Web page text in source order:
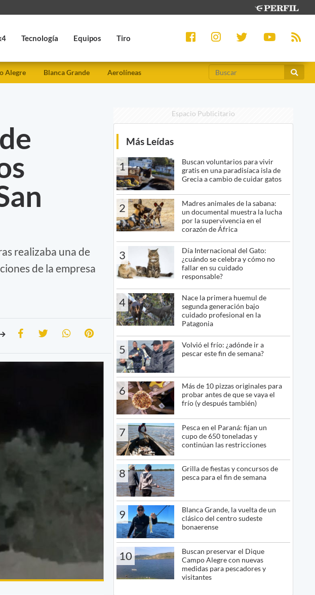
Tecnología Equipos Tiro
Alegre Blanca Grande Aerolíneas
realizaba una de
de la empresa
Espacio Publicitario
Más Leídas
1
Buscan voluntarios para vivir
gratis en una paradisíaca isla de
Grecia a cambio de cuidar gatos
2
Madres animales de la sabana:
un documental muestra la lucha
por la supervivencia en el
corazón de África
3
Día Internacional del Gato:
¿cuándo se celebra y cómo no
fallar en su cuidado
responsable?
4
Nace la primera huemul de
segunda generación bajo
cuidado profesional en la
Patagonia
5
Volvió el frío: ¿adónde ir a
pescar este fin de semana?
6
Más de 10 pizzas originales para
probar antes de que se vaya el
frío (y después también)
7
Pesca en el Paraná: fijan un
cupo de 650 toneladas y
continúan las restricciones
8
Grilla de fiestas y concursos de
pesca para el fin de semana
9
Blanca Grande, la vuelta de un
clásico del centro sudeste
bonaerense
10
Buscan preservar el Dique
Campo Alegre con nuevas
medidas para pescadores y
visitantes